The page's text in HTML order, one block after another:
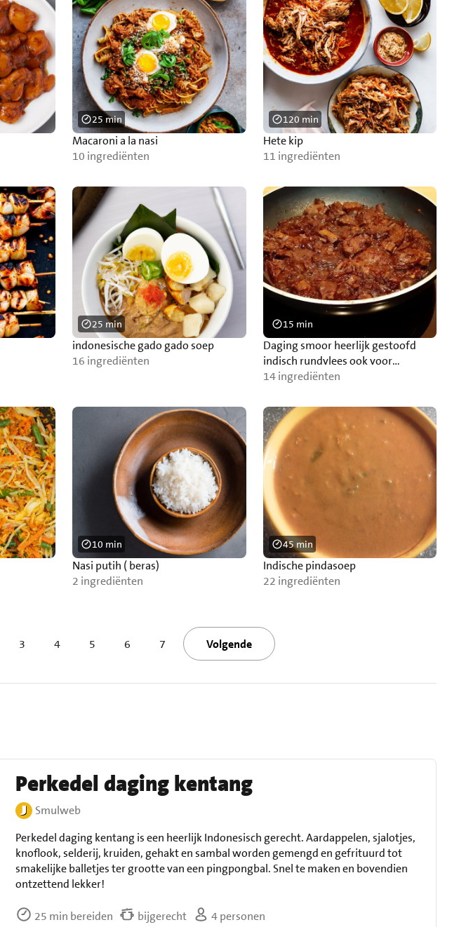
Macaroni a la nasi
10 ingrediënten
25 min
Hete kip
11 ingrediënten
120 min
indonesische gado gado soep
16 ingrediënten
25 min
Daging smoor heerlijk gestoofd
indisch rundvlees ook voor
slowcooker
14 ingrediënten
15 min
Nasi putih ( beras)
2 ingrediënten
10 min
Indische pindasoep
22 ingrediënten
45 min
3 4 5 6 7 Volgende
Perkedel daging kentang
Smulweb
Perkedel daging kentang is een heerlijk Indonesisch gerecht. Aardappelen, sjalotjes,
knoflook, selderij, kruiden, gehakt en sambal worden gemengd en gefrituurd tot
smakelijke balletjes ter grootte van een pingpongbal. Snel te maken en bovendien
ontzettend lekker!
25 min bereiden bijgerecht
4 personen